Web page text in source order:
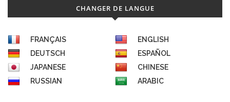
CHANGER DE LANGUE
FRANÇAIS
ENGLISH
DEUTSCH
ESPAÑOL
JAPANESE
CHINESE
RUSSIAN
ARABIC